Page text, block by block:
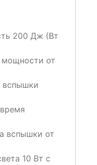
200 Дж (Вт
мощности от
вспышки
вспышки от
10 Вт с